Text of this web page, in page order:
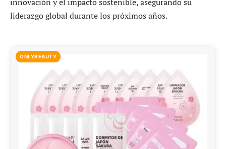
liderazgo global durante los próximos años.
ONLYBEAUTY